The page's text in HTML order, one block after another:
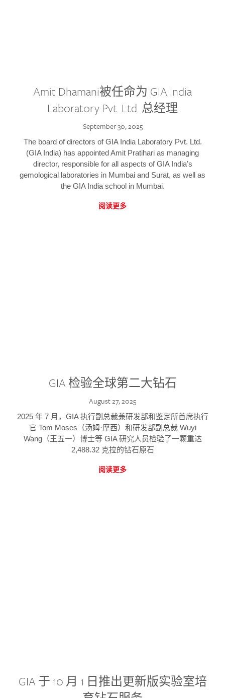
Amit Dhamani被任命为 GIA India
Laboratory Pvt. Ltd. 总经理
September 30, 2025
The board of directors of GIA India Laboratory Pvt. Ltd.
(GIA India) has appointed Amit Pratihari as managing
director, responsible for all aspects of GIA India’s
gemological laboratories in Mumbai and Surat, as well as
the GIA India school in Mumbai.
阅读更多
GIA 检验全球第二大钻石
August 27, 2025
2025 年 7 月，GIA 执行副总裁兼研发部和鉴定所首席执行
官 Tom Moses（汤姆·摩西）和研发部副总裁 Wuyi
Wang（王五一）博士等 GIA 研究人员检验了一颗重达
2,488.32 克拉的钻石原石
阅读更多
GIA 于 10 月 1 日推出更新版实验室培